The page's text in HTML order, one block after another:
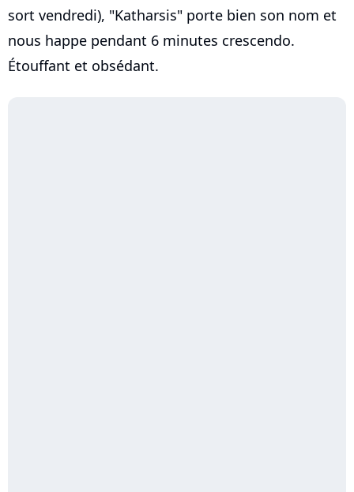
sort vendredi), "Katharsis" porte bien son nom et
nous happe pendant 6 minutes crescendo.
Étouffant et obsédant.